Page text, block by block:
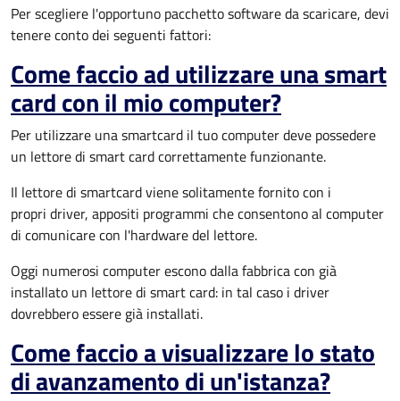
Per scegliere l'opportuno pacchetto software da scaricare, devi
tenere conto dei seguenti fattori:
Come faccio ad utilizzare una smart
card con il mio computer?
Per utilizzare una smartcard il tuo computer deve possedere
un lettore di smart card correttamente funzionante.
Il lettore di smartcard viene solitamente fornito con i
propri driver, appositi programmi che consentono al computer
di comunicare con l'hardware del lettore.
Oggi numerosi computer escono dalla fabbrica con già
installato un lettore di smart card: in tal caso i driver
dovrebbero essere già installati.
Come faccio a visualizzare lo stato
di avanzamento di un'istanza?